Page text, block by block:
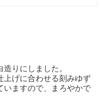
りにしました。
上げに合わせる刻みゆず
いますので、まろやかで